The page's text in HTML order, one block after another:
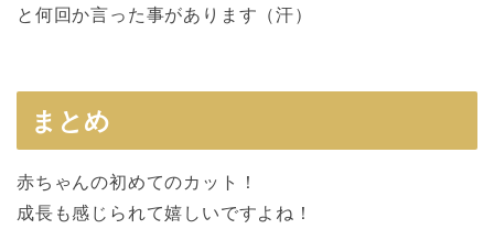
と何回か言った事があります（汗）
まとめ
赤ちゃんの初めてのカット！
成長も感じられて嬉しいですよね！